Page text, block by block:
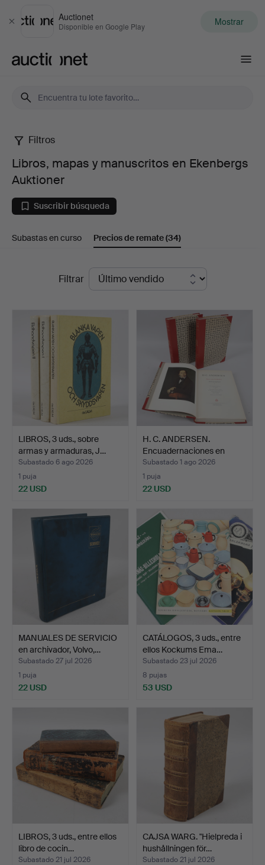
Cerrar
Auctionet
Disponible en Google Play Mostrar
Libros,
mapas
manuscritos
Ekenbergs
Auktioner
Filtros
Libros, mapas y manuscritos en Ekenbergs
Auktioner
Suscribir búsqueda
Subastas en curso Precios de remate(34)
remate
Filtrar
LIBROS, 3 uds., sobre
armas y armaduras, J…
Subastado 6 ago 2026
1 puja
22 USD
H. C. ANDERSEN.
Encuadernaciones en
media …
Subastado 1 ago 2026
1 puja
22 USD
MANUALES DE SERVICIO
en archivador, Volvo,…
Subastado 27 jul 2026
1 puja
22 USD
CATÁLOGOS, 3 uds., entre
ellos Kockums Ema…
Subastado 23 jul 2026
8 pujas
53 USD
LIBROS, 3 uds., entre ellos
libro de cocin…
Subastado 21 jul 2026
CAJSA WARG. "Hielpreda i
hushållningen för…
Subastado 21 jul 2026